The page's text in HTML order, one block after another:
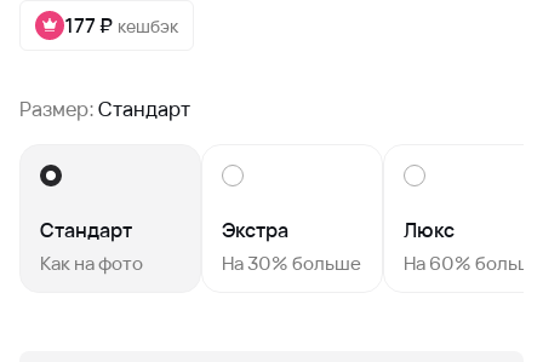
177 ₽ кешбэк
Размер:Стандарт
Стандарт
Как на фото
Экстра
На 30% больше
Люкс
На 60% больше